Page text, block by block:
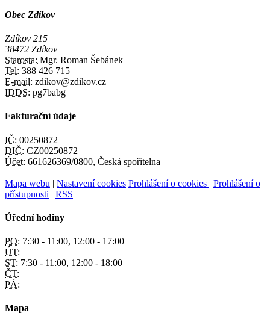
Obec Zdíkov
Zdíkov 215
38472 Zdíkov
Starosta: Mgr. Roman Šebánek
Tel: 388 426 715
E-mail: zdikov@zdikov.cz
IDDS: pg7babg
Fakturační údaje
IČ: 00250872
DIČ: CZ00250872
Účet: 661626369/0800, Česká spořitelna
Mapa webu | Nastavení cookies Prohlášení o cookies | Prohlášení o
přístupnosti | RSS
Úřední hodiny
PO: 7:30 - 11:00, 12:00 - 17:00
ÚT:
ST: 7:30 - 11:00, 12:00 - 18:00
ČT:
PÁ:
Mapa